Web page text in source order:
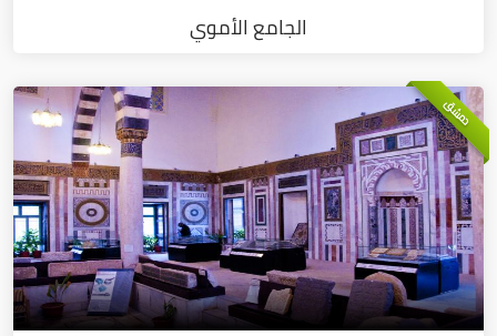
الجامع الأموي
دمشق